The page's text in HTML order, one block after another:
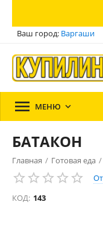
Ваш город: Варгаши
 МЕНЮ 
БАТАКОН
Главная / Готовая еда /
КОД: 143